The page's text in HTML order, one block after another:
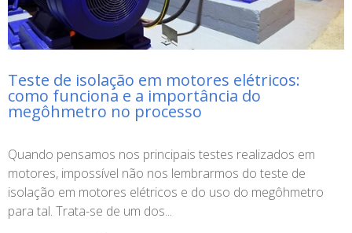
Teste de isolação em motores elétricos:
como funciona e a importância do
megôhmetro no processo
Quando pensamos nos principais testes realizados em
motores, impossível não nos lembrarmos do teste de
isolação em motores elétricos e do uso do megôhmetro
para tal. Trata-se de um dos...